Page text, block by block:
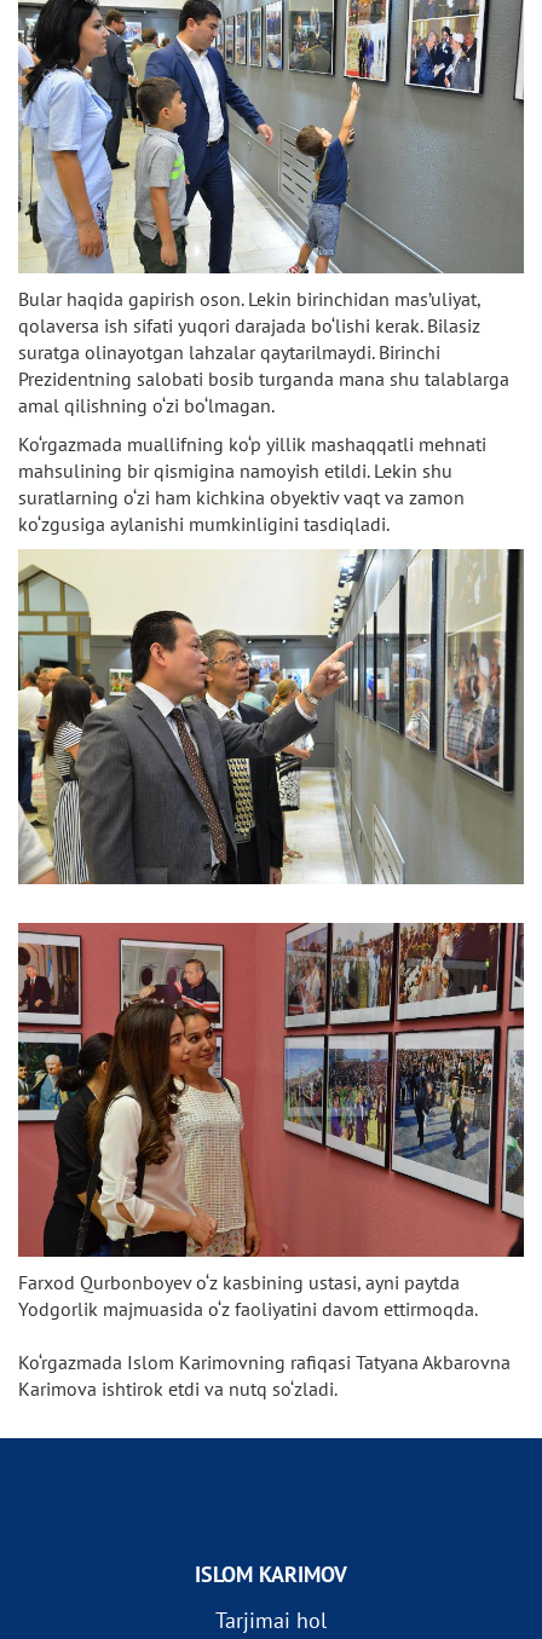
Bular haqida gapirish oson. Lekin birinchidan mas’uliyat,
qolaversa ish sifati yuqori darajada bo‘lishi kerak. Bilasiz
suratga olinayotgan lahzalar qaytarilmaydi. Birinchi
Prezidentning salobati bosib turganda mana shu talablarga
amal qilishning o‘zi bo‘lmagan.
Ko‘rgazmada muallifning ko‘p yillik mashaqqatli mehnati
mahsulining bir qismigina namoyish etildi. Lekin shu
suratlarning o‘zi ham kichkina obyektiv vaqt va zamon
ko‘zgusiga aylanishi mumkinligini tasdiqladi.
Farxod Qurbonboyev o‘z kasbining ustasi, ayni paytda
Yodgorlik majmuasida o‘z faoliyatini davom ettirmoqda.
Ko‘rgazmada Islom Karimovning rafiqasi Tatyana Akbarovna
Karimova ishtirok etdi va nutq so‘zladi.
ISLOM KARIMOV
Tarjimai hol